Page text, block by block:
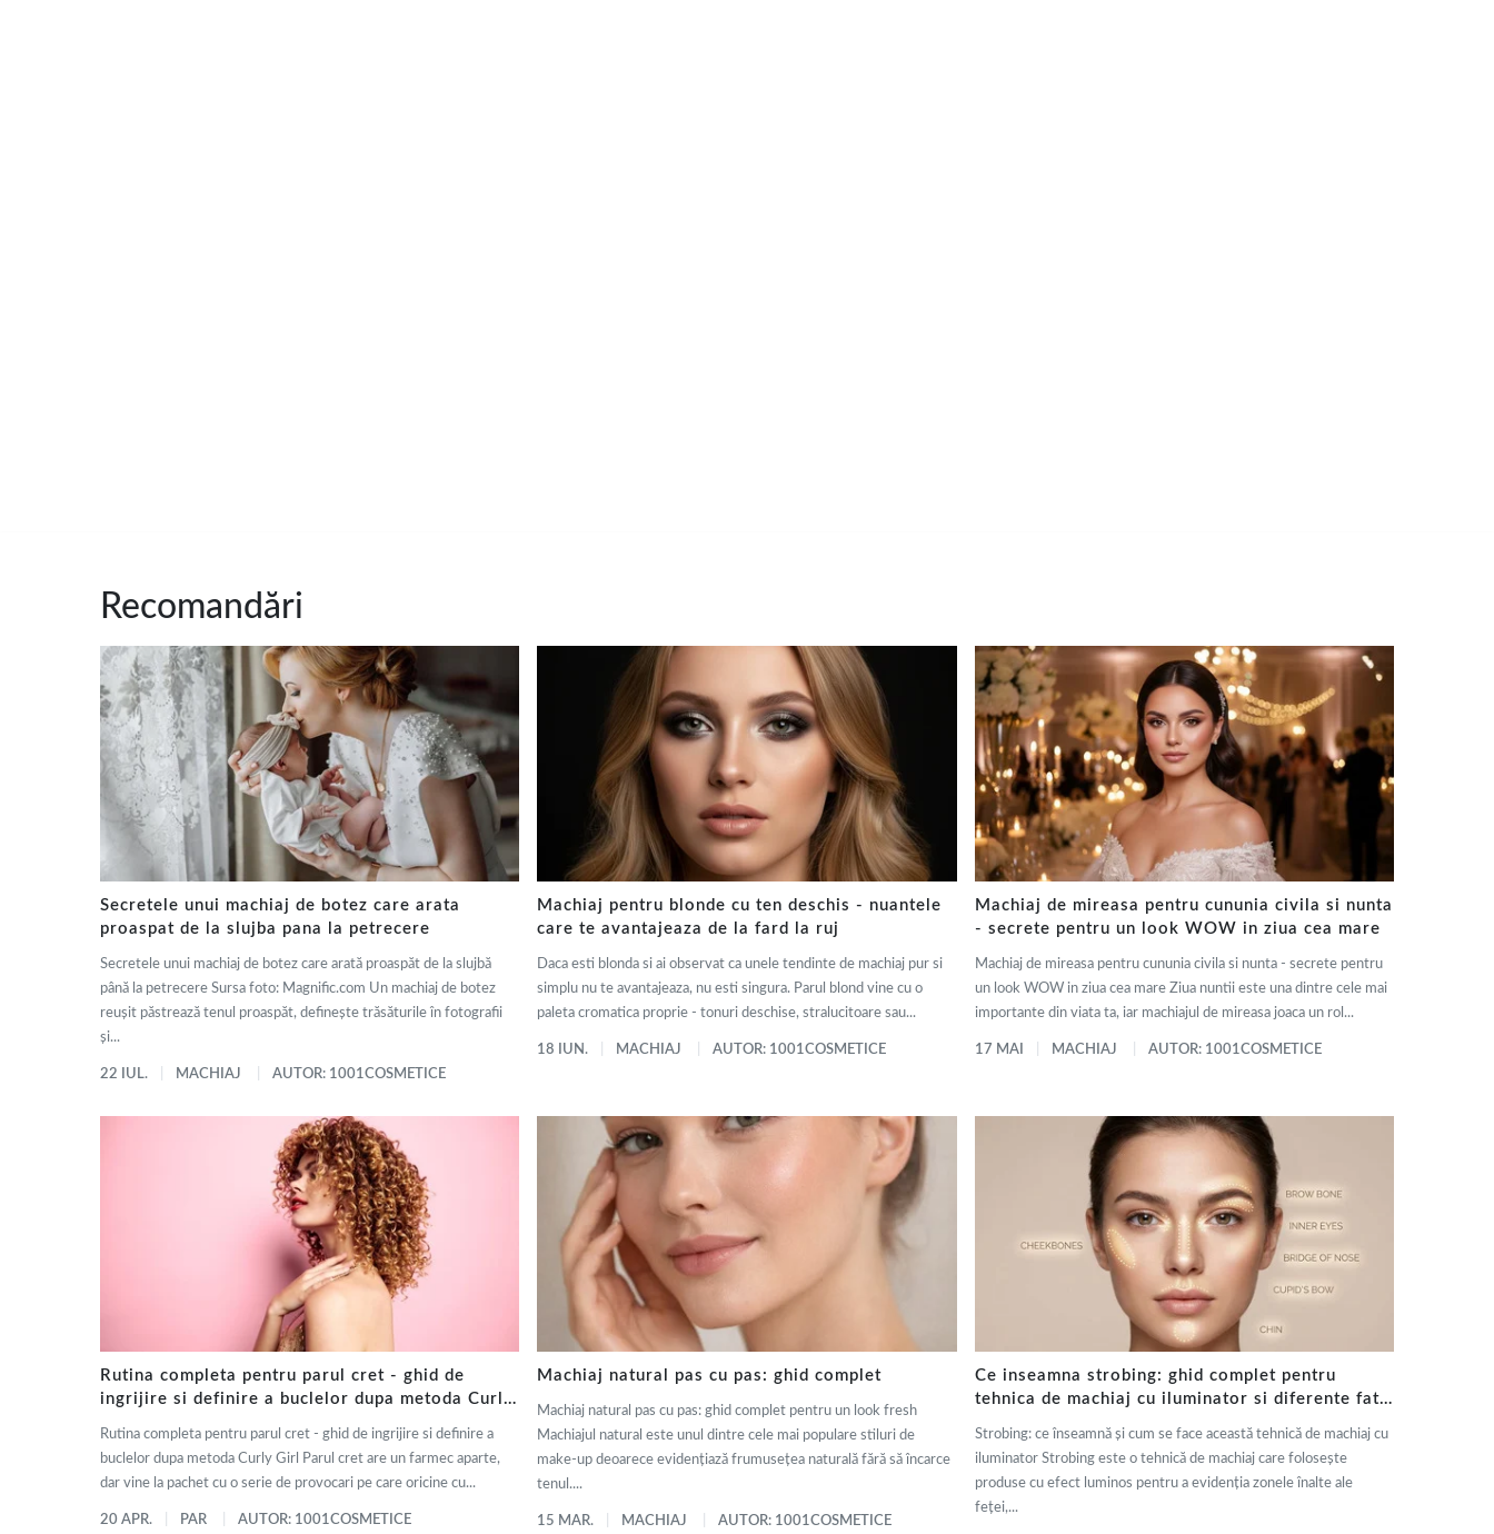
Recomandări
Secretele unui machiaj de botez care arata
proaspat de la slujba pana la petrecere
Secretele unui machiaj de botez care arată proaspăt de la slujbă
până la petrecere Sursa foto: Magnific.com Un machiaj de botez
reușit păstrează tenul proaspăt, definește trăsăturile în fotografii
și...
22 IUL. MACHIAJ AUTOR: 1001COSMETICE
Machiaj pentru blonde cu ten deschis - nuantele
care te avantajeaza de la fard la ruj
Daca esti blonda si ai observat ca unele tendinte de machiaj pur si
simplu nu te avantajeaza, nu esti singura. Parul blond vine cu o
paleta cromatica proprie - tonuri deschise, stralucitoare sau...
18 IUN. MACHIAJ AUTOR: 1001COSMETICE
Machiaj de mireasa pentru cununia civila si nunta
- secrete pentru un look WOW in ziua cea mare
Machiaj de mireasa pentru cununia civila si nunta - secrete pentru
un look WOW in ziua cea mare Ziua nuntii este una dintre cele mai
importante din viata ta, iar machiajul de mireasa joaca un rol...
17 MAI MACHIAJ AUTOR: 1001COSMETICE
Rutina completa pentru parul cret - ghid de
ingrijire si definire a buclelor dupa metoda Curly
Rutina completa pentru parul cret - ghid de ingrijire si definire a
buclelor dupa metoda Curly Girl Parul cret are un farmec aparte,
dar vine la pachet cu o serie de provocari pe care oricine cu...
20 APR. PAR AUTOR: 1001COSMETICE
Machiaj natural pas cu pas: ghid complet
Machiaj natural pas cu pas: ghid complet pentru un look fresh
Machiajul natural este unul dintre cele mai populare stiluri de
make-up deoarece evidențiază frumusețea naturală fără să încarce
tenul....
15 MAR. MACHIAJ AUTOR: 1001COSMETICE
Ce inseamna strobing: ghid complet pentru
tehnica de machiaj cu iluminator si diferente fata
Strobing: ce înseamnă și cum se face această tehnică de machiaj cu
iluminator Strobing este o tehnică de machiaj care folosește
produse cu efect luminos pentru a evidenția zonele înalte ale
feței,...